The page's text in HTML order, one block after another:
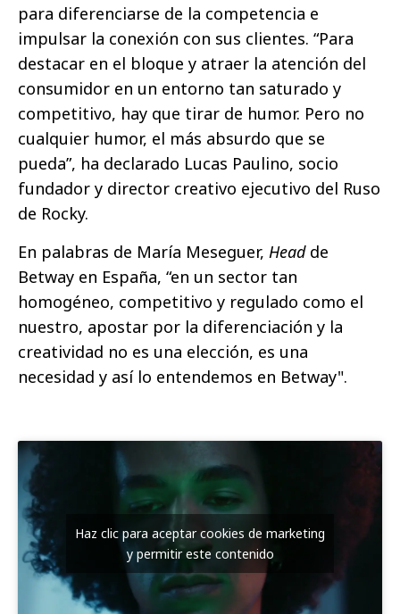
para diferenciarse de la competencia e
impulsar la conexión con sus clientes. “Para
destacar en el bloque y atraer la atención del
consumidor en un entorno tan saturado y
competitivo, hay que tirar de humor. Pero no
cualquier humor, el más absurdo que se
pueda”, ha declarado Lucas Paulino, socio
fundador y director creativo ejecutivo del Ruso
de Rocky.
En palabras de María Meseguer, Head de
Betway en España, “en un sector tan
homogéneo, competitivo y regulado como el
nuestro, apostar por la diferenciación y la
creatividad no es una elección, es una
necesidad y así lo entendemos en Betway".
Haz clic para aceptar cookies de marketing
y permitir este contenido